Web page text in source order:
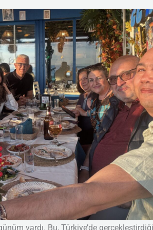
vardı. Bu, Türkiye’de